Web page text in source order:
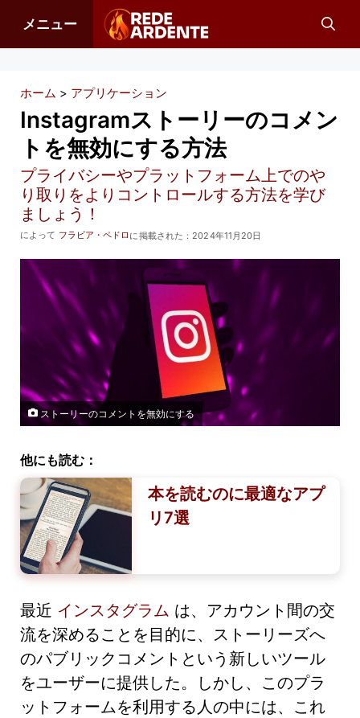
メニュー
ホーム > アプリケーション
Instagramストーリーのコメン
トを無効にする方法
プライバシーやプラットフォーム上でのや
り取りをよりコントロールする方法を学び
ましょう！
に掲載された： 2024年11月20日
によって フラビア・ペドロ
ストーリーのコメントを無効にする
他にも読む：
本を読むのに最適なアプ
リ7選
最近 インスタグラム は、アカウント間の交
流を深めることを目的に、ストーリーズへ
のパブリックコメントという新しいツール
をユーザーに提供した。しかし、このプラ
ットフォームを利用する人の中には、これ